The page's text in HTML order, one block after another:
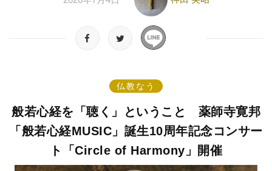
仏教なう
般若心経を「聴く」ということ 薬師寺寛邦
「般若心経MUSIC」誕生10周年記念コンサー
ト「Circle of Harmony」開催